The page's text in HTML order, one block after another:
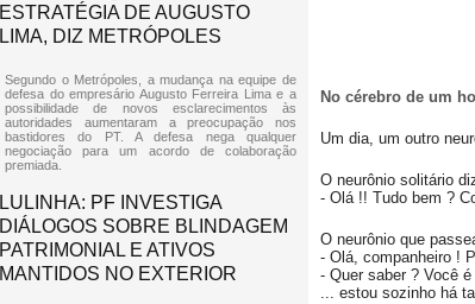
ESTRATÉGIA DE AUGUSTO
LIMA, DIZ METRÓPOLES
Segundo o Metrópoles, a mudança na equipe de
defesa do empresário Augusto Ferreira Lima e a
possibilidade de novos esclarecimentos às
autoridades aumentaram a preocupação nos
bastidores do PT. A defesa nega qualquer
negociação para um acordo de colaboração
premiada.
LULINHA: PF INVESTIGA
DIÁLOGOS SOBRE BLINDAGEM
PATRIMONIAL E ATIVOS
MANTIDOS NO EXTERIOR
No cérebro de um
Um dia, um outro
O neurônio solitário
- Olá !! Tudo bem ?
O neurônio que
- Olá, companheiro !
- Quer saber ? Você
... estou sozinho há